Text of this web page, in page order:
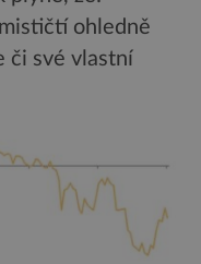
ohledně
či své vlastní